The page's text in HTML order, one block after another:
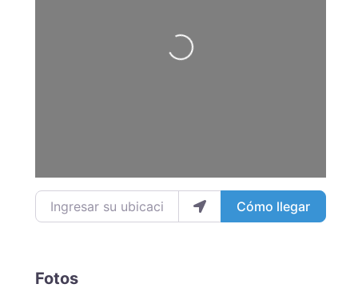
Loading...
Ingresar su ubicación Cómo llegar
Fotos